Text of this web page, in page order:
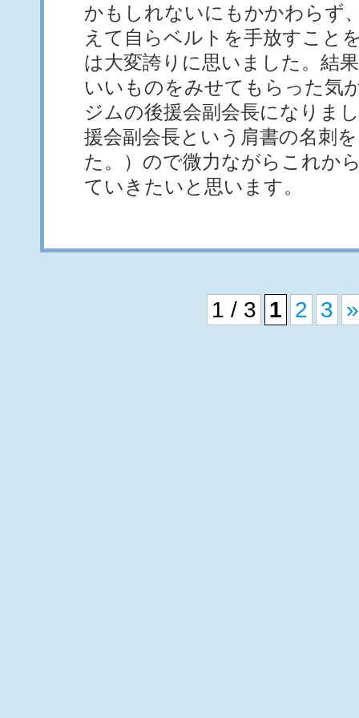
かもしれないにもかかわらず
えて自らベルトを手放すこと
は大変誇りに思いました。結
いいものをみせてもらった気
ジムの後援会副会長になりま
援会副会長という肩書の名刺
た。）ので微力ながらこれか
ていきたいと思います。
1 / 3 1 2 3 »